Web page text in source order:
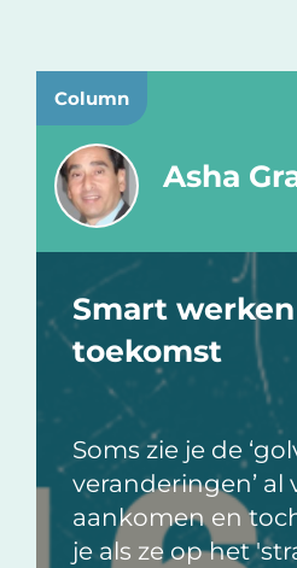
Column
Asha
Smart
toekomst
Soms zie je de
veranderingen’ al
aankomen en
je als ze op het